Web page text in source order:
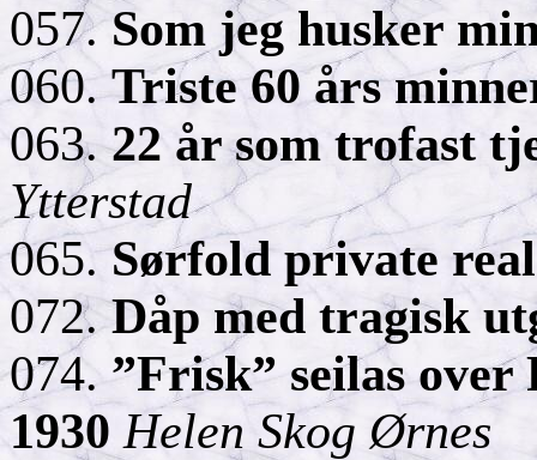
057.Som jeg husker
060.Triste 60 års
063.22 år som trofast
Ytterstad
065.Sørfold private
072.Dåp med tragisk
074.”Frisk” seilas
1930 Helen Skog Ørnes